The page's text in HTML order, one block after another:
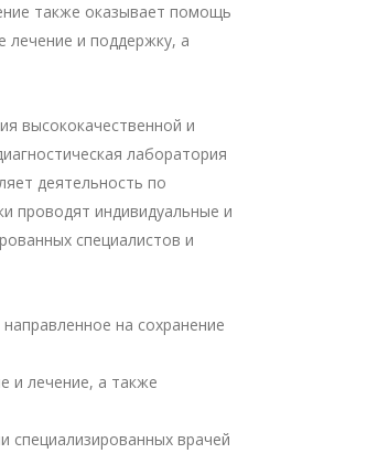
также оказывает помощь
лечение и поддержку, а
высококачественной и
лаборатория
деятельность по
проводят индивидуальные и
специалистов и
на сохранение
и лечение, а также
специализированных врачей